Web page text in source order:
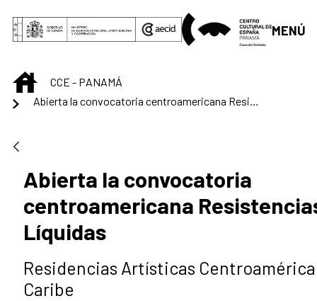
Saltar al contenido principal
MENÚ
INICIOCCE - PANAMÁ
Abierta la convocatoria
centroamericana
Líquidas
Residencias Artísticas Centroamérica
Caribe